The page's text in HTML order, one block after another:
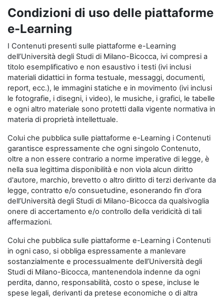
Condizioni di uso delle piattaforme
e-Learning
I Contenuti presenti sulle piattaforme e-Learning
dell’Università degli Studi di Milano-Bicocca, ivi compresi a
titolo esemplificativo e non esaustivo i testi (ivi inclusi
materiali didattici in forma testuale, messaggi, documenti,
report, ecc.), le immagini statiche e in movimento (ivi inclusi
le fotografie, i disegni, i video), le musiche, i grafici, le tabelle
e ogni altro materiale sono protetti dalla vigente normativa in
materia di proprietà intellettuale.
Colui che pubblica sulle piattaforme e-Learning i Contenuti
garantisce espressamente che ogni singolo Contenuto,
oltre a non essere contrario a norme imperative di legge, è
nella sua legittima disponibilità e non viola alcun diritto
d'autore, marchio, brevetto o altro diritto di terzi derivante da
legge, contratto e/o consuetudine, esonerando fin d'ora
dell’Università degli Studi di Milano-Bicocca da qualsivoglia
onere di accertamento e/o controllo della veridicità di tali
affermazioni.
Colui che pubblica sulle piattaforme e-Learning i Contenuti
in ogni caso, si obbliga espressamente a manlevare
sostanzialmente e processualmente dell’Università degli
Studi di Milano-Bicocca, mantenendola indenne da ogni
perdita, danno, responsabilità, costo o spese, incluse le
spese legali, derivanti da pretese economiche o di altra